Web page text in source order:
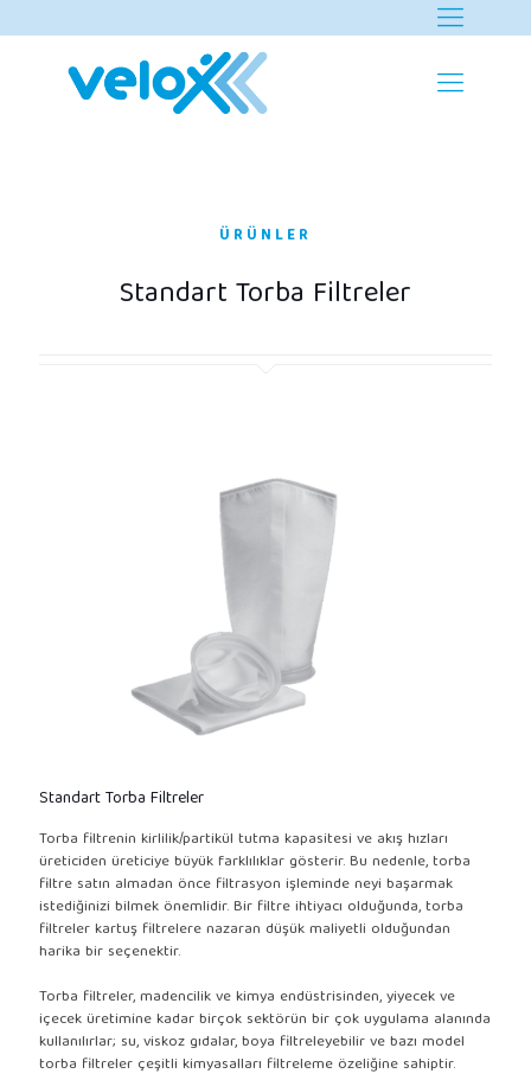
ÜRÜNLER
Standart Torba Filtreler
Standart Torba Filtreler
Torba filtrenin kirlilik/partikül tutma kapasitesi ve akış hızları
üreticiden üreticiye büyük farklılıklar gösterir. Bu nedenle, torba
filtre satın almadan önce filtrasyon işleminde neyi başarmak
istediğinizi bilmek önemlidir. Bir filtre ihtiyacı olduğunda, torba
filtreler kartuş filtrelere nazaran düşük maliyetli olduğundan
harika bir seçenektir.
Torba filtreler, madencilik ve kimya endüstrisinden, yiyecek ve
içecek üretimine kadar birçok sektörün bir çok uygulama alanında
kullanılırlar; su, viskoz gıdalar, boya filtreleyebilir ve bazı model
torba filtreler çeşitli kimyasalları filtreleme özeliğine sahiptir.